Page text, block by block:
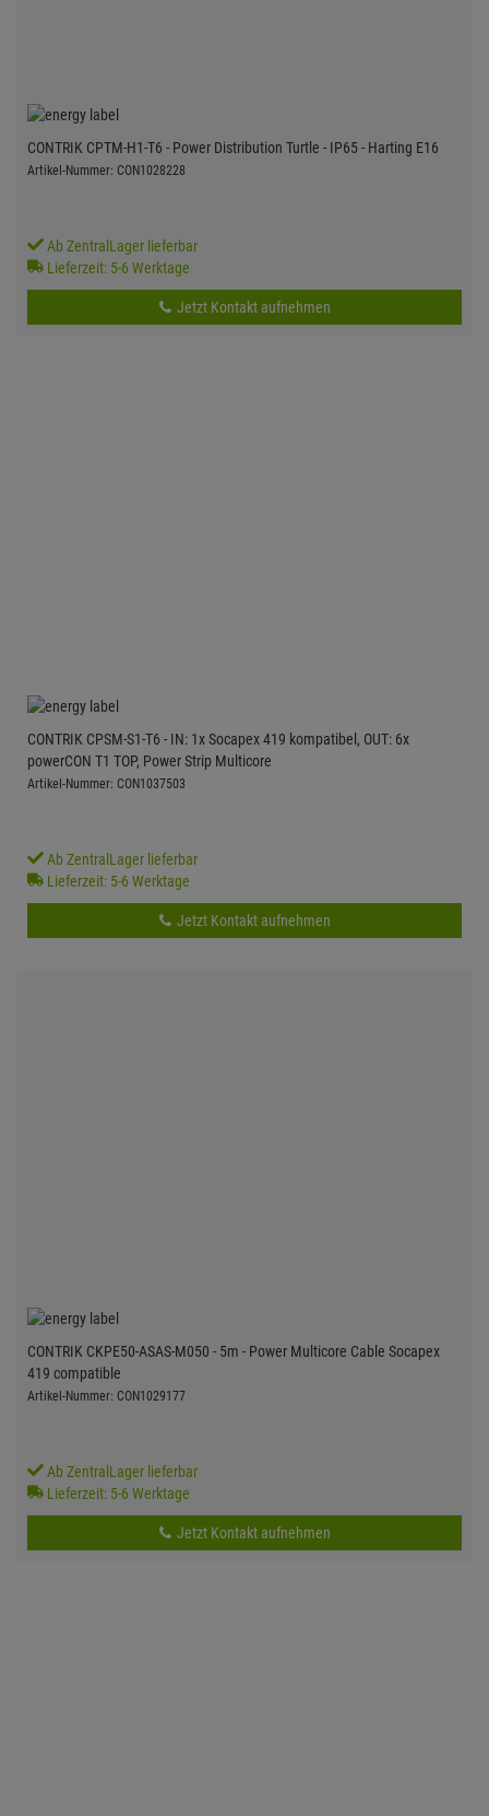
CONTRIK CPTM-H1-T6 - Power Distribution Turtle - IP65 - Harting E16
Artikel-Nummer: CON1028228
Ab ZentralLager lieferbar
Lieferzeit: 5-6 Werktage
Jetzt Kontakt aufnehmen
CONTRIK CPSM-S1-T6 - IN: 1x Socapex 419 kompatibel, OUT: 6x
powerCON T1 TOP, Power Strip Multicore
Artikel-Nummer: CON1037503
Ab ZentralLager lieferbar
Lieferzeit: 5-6 Werktage
Jetzt Kontakt aufnehmen
CONTRIK CKPE50-ASAS-M050 - 5m - Power Multicore Cable Socapex
419 compatible
Artikel-Nummer: CON1029177
Ab ZentralLager lieferbar
Lieferzeit: 5-6 Werktage
Jetzt Kontakt aufnehmen